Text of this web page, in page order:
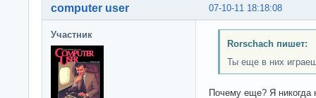
07-10-11 18:18:08
computer user
Участник
Rorschach пишет:
Ты еще в них
Почему еще? Я никогда